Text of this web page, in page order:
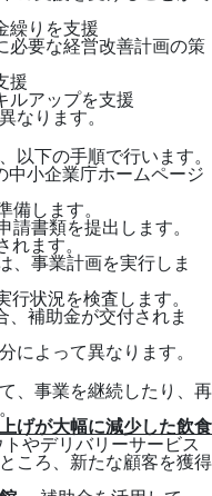
繰りを支援
必要な経営改善計画の策
援
ルアップを支援
なります。
以下の手順で行います。
中小企業庁ホームページ
備します。
請書類を提出します。
れます。
、事業計画を実行しま
行状況を検査します。
、補助金が交付されま
によって異なります。
、事業を継続したり、再
げが大幅に減少した飲食
やデリバリーサービス
ころ、新たな顧客を獲得